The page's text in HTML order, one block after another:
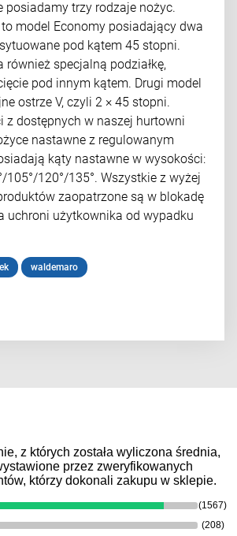
posiadamy trzy rodzaje nożyc.
model Economy posiadający dwa
pod kątem 45 stopni.
również specjalną podziałkę,
pod innym kątem. Drugi model
ostrze V, czyli 2 × 45 stopni.
z dostępnych w naszej hurtowni
nastawne z regulowanym
kąty nastawne w wysokości:
105°/120°/135°. Wszystkie z wyżej
zaopatrzone są w blokadę
uchroni użytkownika od wypadku
waldemaro
z których została wyliczona średnia,
przez zweryfikowanych
którzy dokonali zakupu w sklepie.
(1567)
(208)